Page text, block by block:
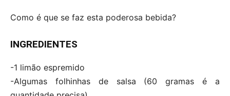
Como é que se faz esta poderosa bebida?
INGREDIENTES
-1 limão espremido
-Algumas folhinhas de salsa (60 gramas é a